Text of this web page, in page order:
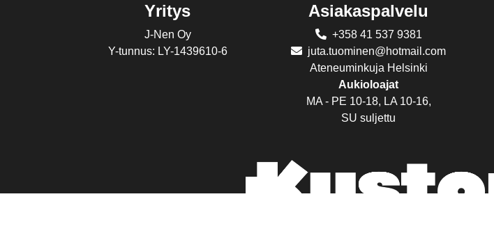
Yritys
J-Nen Oy
Y-tunnus: LY-1439610-6
Asiakaspalvelu
+358 41 537 9381
juta.tuominen@hotmail.com
Ateneuminkuja Helsinki
Aukioloajat
MA - PE 10-18, LA 10-16,
SU suljettu